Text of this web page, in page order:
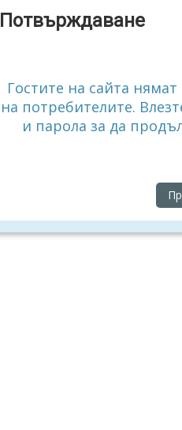
Потвърждаване
Гостите на сайта
на потребителите.
и парола за да